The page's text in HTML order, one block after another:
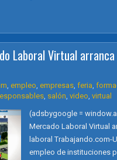
Laboral Virtual
, empleo, empresas, feria,
, salón, video, virtual
(adsbygoogle =
Mercado Laboral Virtual
laboral Trabajando.com-
empleo de instituciones